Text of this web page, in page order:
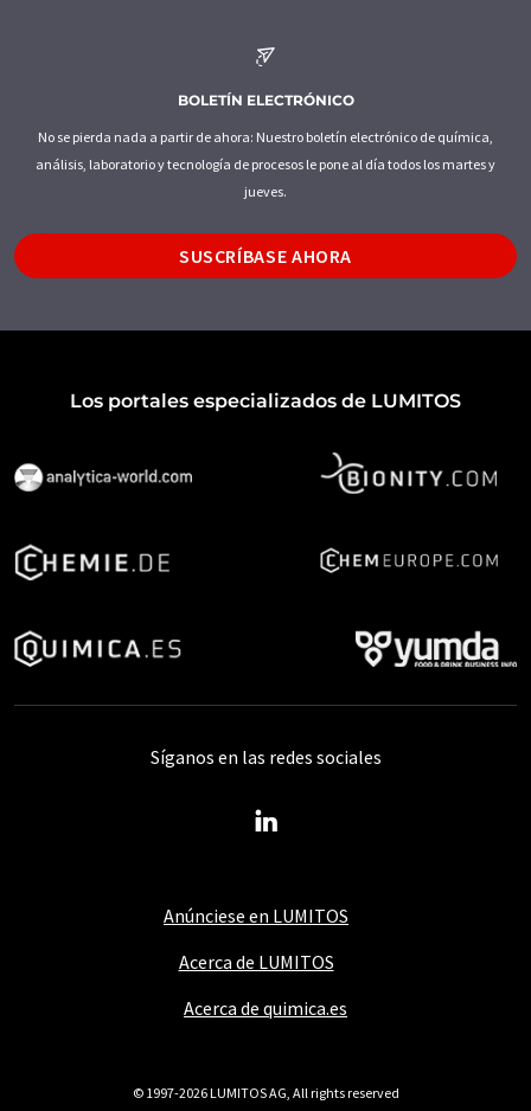
BOLETÍN ELECTRÓNICO
No se pierda nada a partir de ahora: Nuestro boletín electrónico de química,
análisis, laboratorio y tecnología de procesos le pone al día todos los martes y
jueves.
SUSCRÍBASE AHORA
Los portales especializados de LUMITOS
Anúnciese en LUMITOS
Acerca de LUMITOS
Acerca de quimica.es
Síganos en las redes sociales
© 1997-2026 LUMITOS AG, All rights reserved